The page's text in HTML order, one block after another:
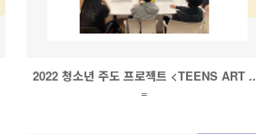
2022 청소년 주도 프로젝트 <TEENS ART ..
=